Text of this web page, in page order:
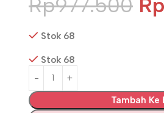
Stok 68
Stok 68
Tambah Ke